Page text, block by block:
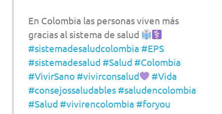
En Colombia las personas viven más
gracias al sistema de salud
#sistemadesaludcolombia #EPS
#sistemadesalud #Salud #Colombia
#VivirSano #vivirconsalud
#Vida
#consejossaludables #saludencolombia
#Salud #vivirencolombia #foryou